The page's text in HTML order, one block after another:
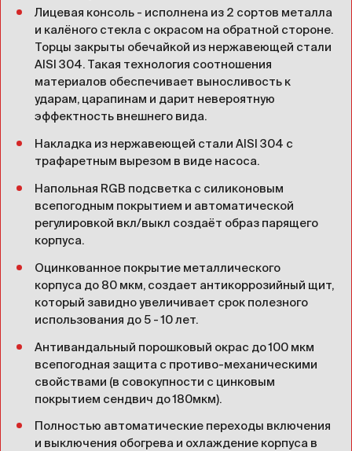
Лицевая консоль - исполнена из 2 сортов металла
и калёного стекла с окрасом на обратной стороне.
Торцы закрыты обечайкой из нержавеющей стали
AISI 304. Такая технология соотношения
материалов обеспечивает выносливость к
ударам, царапинам и дарит невероятную
эффектность внешнего вида.
Накладка из нержавеющей стали AISI 304 c
трафаретным вырезом в виде насоса.
Напольная RGB подсветка с силиконовым
всепогодным покрытием и автоматической
регулировкой вкл/выкл создаёт образ парящего
корпуса.
Оцинкованное покрытие металлического
корпуса до 80 мкм, создает антикоррозийный щит,
который завидно увеличивает срок полезного
использования до 5 - 10 лет.
Антивандальный порошковый окрас до 100 мкм
всепогодная защита с противо-механическими
свойствами (в совокупности с цинковым
покрытием сендвич до 180мкм).
Полностью автоматические переходы включения
и выключения обогрева и охлаждение корпуса в